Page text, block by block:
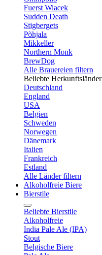
Fuerst Wiacek
Sudden Death
Stigbergets
Põhjala
Mikkeller
Northern Monk
BrewDog
Alle Brauereien filtern
Beliebte Herkunftsländer
Deutschland
England
USA
Belgien
Schweden
Norwegen
Dänemark
Italien
Frankreich
Estland
Alle Länder filtern
Alkoholfreie Biere
Bierstile
Beliebte Bierstile
Alkoholfreie
India Pale Ale (IPA)
Stout
Belgische Biere